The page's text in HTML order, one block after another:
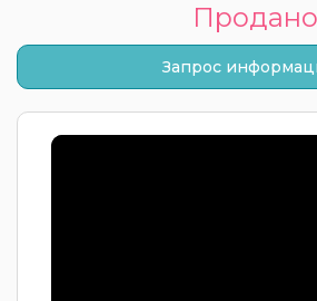
Продано
Запрос